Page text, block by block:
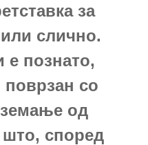
за
слично.
е познато,
поврзан со
од
што, според